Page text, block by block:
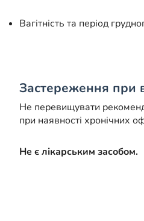
Вагітність та період
Застереження при
Не перевищувати
при наявності хронічних
Не є лікарським засобом.